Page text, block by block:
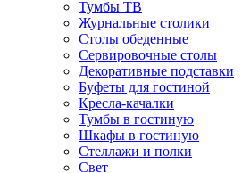
Тумбы ТВ
Журнальные столики
Столы обеденные
Сервировочные столы
Декоративные подставки
Буфеты для гостиной
Кресла-качалки
Тумбы в гостиную
Шкафы в гостиную
Стеллажи и полки
Свет